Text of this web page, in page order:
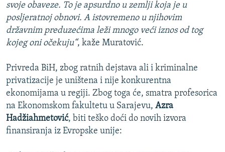
svoje obaveze. To je apsurdno u zemlji koja je u
posljeratnoj obnovi. A istovremeno u njihovim
državnim preduzećima leži mnogo veći iznos od tog
kojeg oni očekuju“, kaže Muratović.
Privreda BiH, zbog ratnih dejstava ali i kriminalne
privatizacije je uništena i nije konkurentna
ekonomijama u regiji. Zbog toga će, smatra profesorica
na Ekonomskom fakultetu u Sarajevu, Azra
Hadžiahmetović, biti teško doći do novih izvora
finansiranja iz Evropske unije: